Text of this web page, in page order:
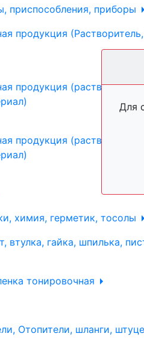
приспособления, приборы
продукция
продукция
продукция (растворитель,
химия, герметик, тосолы
втулка, гайка, шпилька,
тонировочная
Отопители, шланги,
Для